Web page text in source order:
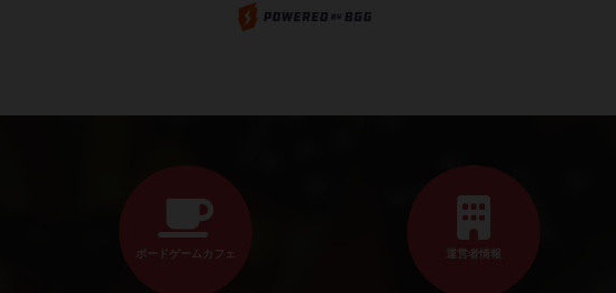
ボードゲームカフェ 運営者情報